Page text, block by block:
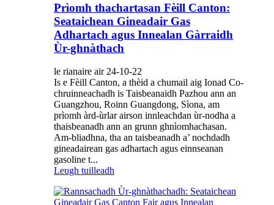
Prìomh thachartasan Fèill Canton:
Seataichean Gineadair Gas
Adhartach agus Innealan Gàrraidh
Ùr-ghnàthach
le rianaire air 24-10-22
Is e Fèill Canton, a thèid a chumail aig Ionad Co-
chruinneachadh is Taisbeanaidh Pazhou ann an
Guangzhou, Roinn Guangdong, Sìona, am
prìomh àrd-ùrlar airson innleachdan ùr-nodha a
thaisbeanadh ann an grunn ghnìomhachasan.
Am-bliadhna, tha an taisbeanadh a’ nochdadh
gineadairean gas adhartach agus einnseanan
gasoline t...
Leugh tuilleadh